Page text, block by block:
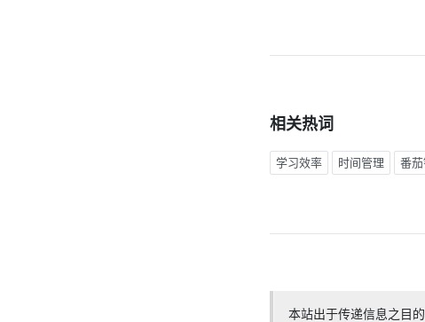
相关热词
学习效率 时间管理 番
本站出于传递信息之目